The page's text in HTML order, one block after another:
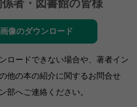
者・図書館の皆様
像のダウンロード
ロードできない場合や、著者イン
他の本の紹介に関するお問合せ
部へご連絡ください。